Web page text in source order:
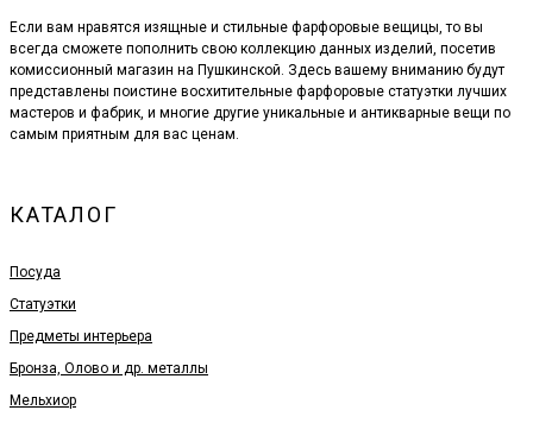
Если вам нравятся изящные и стильные фарфоровые вещицы, то вы
всегда сможете пополнить свою коллекцию данных изделий, посетив
комиссионный магазин на Пушкинской. Здесь вашему вниманию будут
представлены поистине восхитительные фарфоровые статуэтки лучших
мастеров и фабрик, и многие другие уникальные и антикварные вещи по
самым приятным для вас ценам.
КАТАЛОГ
Посуда
Статуэтки
Предметы интерьера
Бронза, Олово и др. металлы
Мельхиор